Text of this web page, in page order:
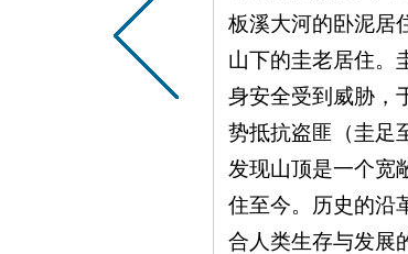
板溪大河的卧泥居
山下的圭老居住。
身安全受到威胁，
势抵抗盗匪（圭足
发现山顶是一个宽
住至今。历史的沿
合人类生存与发展